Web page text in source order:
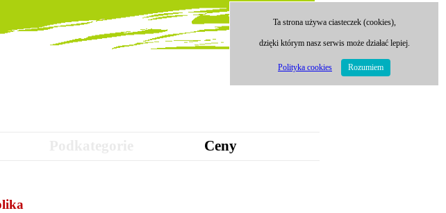
Ceny
Ta strona używa ciasteczek (cookies),
dzięki którym nasz serwis może działać lepiej.
Polityka cookies Rozumiem